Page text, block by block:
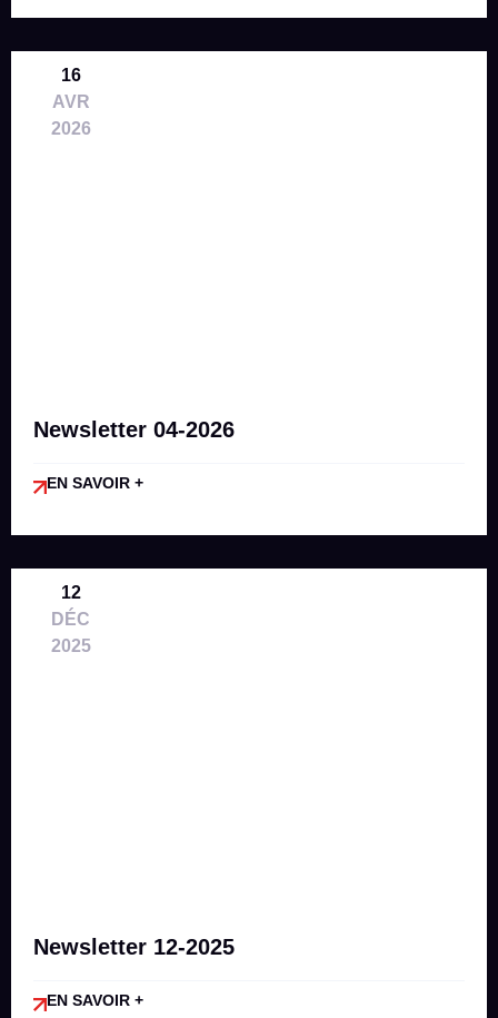
16
AVR
2026
Newsletter 04-2026
EN SAVOIR +
12
DÉC
2025
Newsletter 12-2025
EN SAVOIR +